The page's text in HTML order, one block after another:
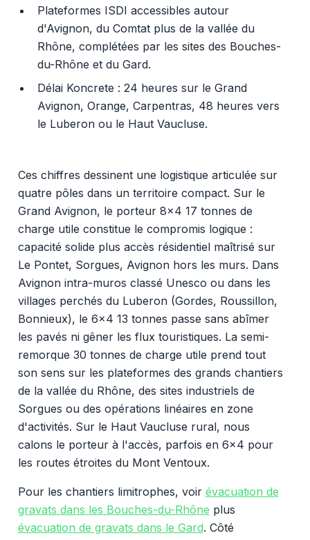
Plateformes ISDI accessibles autour
d'Avignon, du Comtat plus de la vallée du
Rhône, complétées par les sites des Bouches-
du-Rhône et du Gard.
Délai Koncrete : 24 heures sur le Grand
Avignon, Orange, Carpentras, 48 heures vers
le Luberon ou le Haut Vaucluse.
Ces chiffres dessinent une logistique articulée sur
quatre pôles dans un territoire compact. Sur le
Grand Avignon, le porteur 8x4 17 tonnes de
charge utile constitue le compromis logique :
capacité solide plus accès résidentiel maîtrisé sur
Le Pontet, Sorgues, Avignon hors les murs. Dans
Avignon intra-muros classé Unesco ou dans les
villages perchés du Luberon (Gordes, Roussillon,
Bonnieux), le 6x4 13 tonnes passe sans abîmer
les pavés ni gêner les flux touristiques. La semi-
remorque 30 tonnes de charge utile prend tout
son sens sur les plateformes des grands chantiers
de la vallée du Rhône, des sites industriels de
Sorgues ou des opérations linéaires en zone
d'activités. Sur le Haut Vaucluse rural, nous
calons le porteur à l'accès, parfois en 6x4 pour
les routes étroites du Mont Ventoux.
Pour les chantiers limitrophes, voir évacuation de
gravats dans les Bouches-du-Rhône plus
évacuation de gravats dans le Gard. Côté